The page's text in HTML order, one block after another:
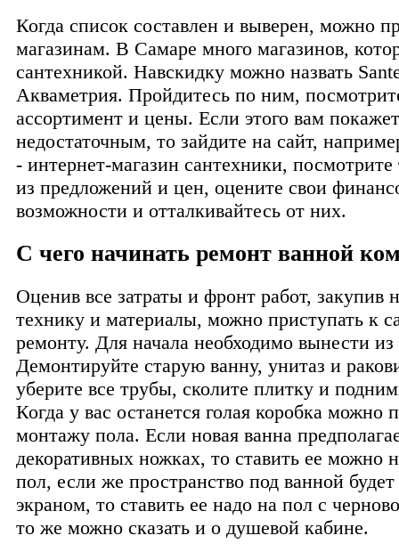
Когда список составлен и выверен, можно
магазинам. В Самаре много магазинов,
сантехникой. Навскидку можно назвать
Акваметрия. Пройдитесь по ним,
ассортимент и цены. Если этого вам
недостаточным, то зайдите на сайт,
- интернет-магазин сантехники,
из предложений и цен, оцените свои
возможности и отталкивайтесь от них.
С чего начинать ремонт ванной
Оценив все затраты и фронт работ, закупив
технику и материалы, можно приступать к
ремонту. Для начала необходимо вынести из
Демонтируйте старую ванну, унитаз и
уберите все трубы, сколите плитку и
Когда у вас останется голая коробка можно
монтажу пола. Если новая ванна
декоративных ножках, то ставить ее можно
пол, если же пространство под ванной
экраном, то ставить ее надо на пол с
то же можно сказать и о душевой кабине.